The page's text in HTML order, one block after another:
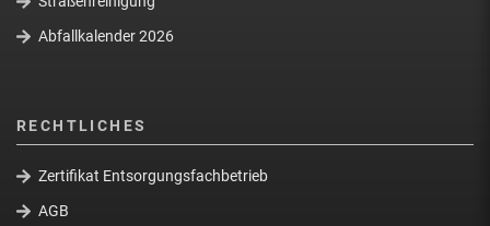
Abfallkalender 2026
RECHTLICHES
Zertifikat Entsorgungsfachbetrieb
AGB